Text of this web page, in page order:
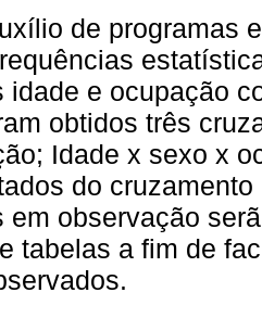
de programas
idade e ocupação
obtidos três
Idade x sexo x
do
em observação
tabelas a fim de